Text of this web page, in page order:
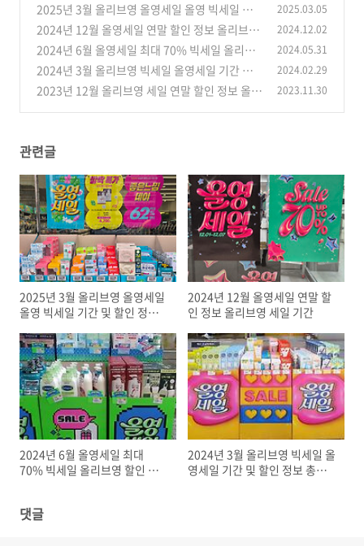
2025년 3월 올리브영 올영세일 올영 빅세일 기
간 및 할인 정보 총정리
(0)
2025.03.05
2024년 12월 올영세일 연말 할인 정보 올리브영
세일 기간 (0)
2024.12.02
2024년 6월 올영세일 최대 70% 빅세일 올리브
영 할인 정보 총정리 (0)
2024.05.31
2024년 3월 올리브영 빅세일 올영세일 기간 및
할인 정보 총정리 (0)
2024.02.29
2023년 12월 올리브영 세일 연말 할인 정보 올영
2023.11.30
관련글
2025년 3월 올리브영 올영세일
올영 빅세일 기간 및 할인 정보
2024년 12월 올영세일 연말 할
인 정보 올리브영 세일 기간
2024년 6월 올영세일 최대
70% 빅세일 올리브영 할인 정
2024년 3월 올리브영 빅세일 올
영세일 기간 및 할인 정보 총정
댓글